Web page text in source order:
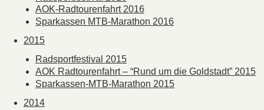
AOK-Radtourenfahrt 2016
Sparkassen MTB-Marathon 2016
2015
Radsportfestival 2015
AOK Radtourenfahrt – “Rund um die Goldstadt” 2015
Sparkassen-MTB-Marathon 2015
2014